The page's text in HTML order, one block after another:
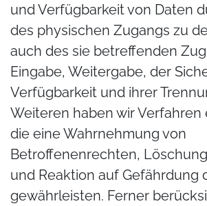
und Verfügbarkeit von Daten
des physischen Zugangs zu
auch des sie betreffenden
Eingabe, Weitergabe, der
Verfügbarkeit und ihrer
Weiteren haben wir Verfahren
die eine Wahrnehmung von
Betroffenenrechten,
und Reaktion auf Gefährdung
gewährleisten. Ferner